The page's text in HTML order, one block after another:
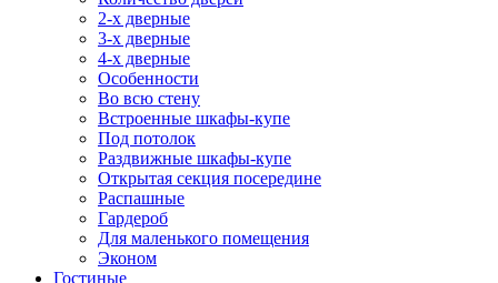
2-х дверные
3-х дверные
4-х дверные
Особенности
Во всю стену
Встроенные шкафы-купе
Под потолок
Раздвижные шкафы-купе
Открытая секция посередине
Распашные
Гардероб
Для маленького помещения
Эконом
Гостиные